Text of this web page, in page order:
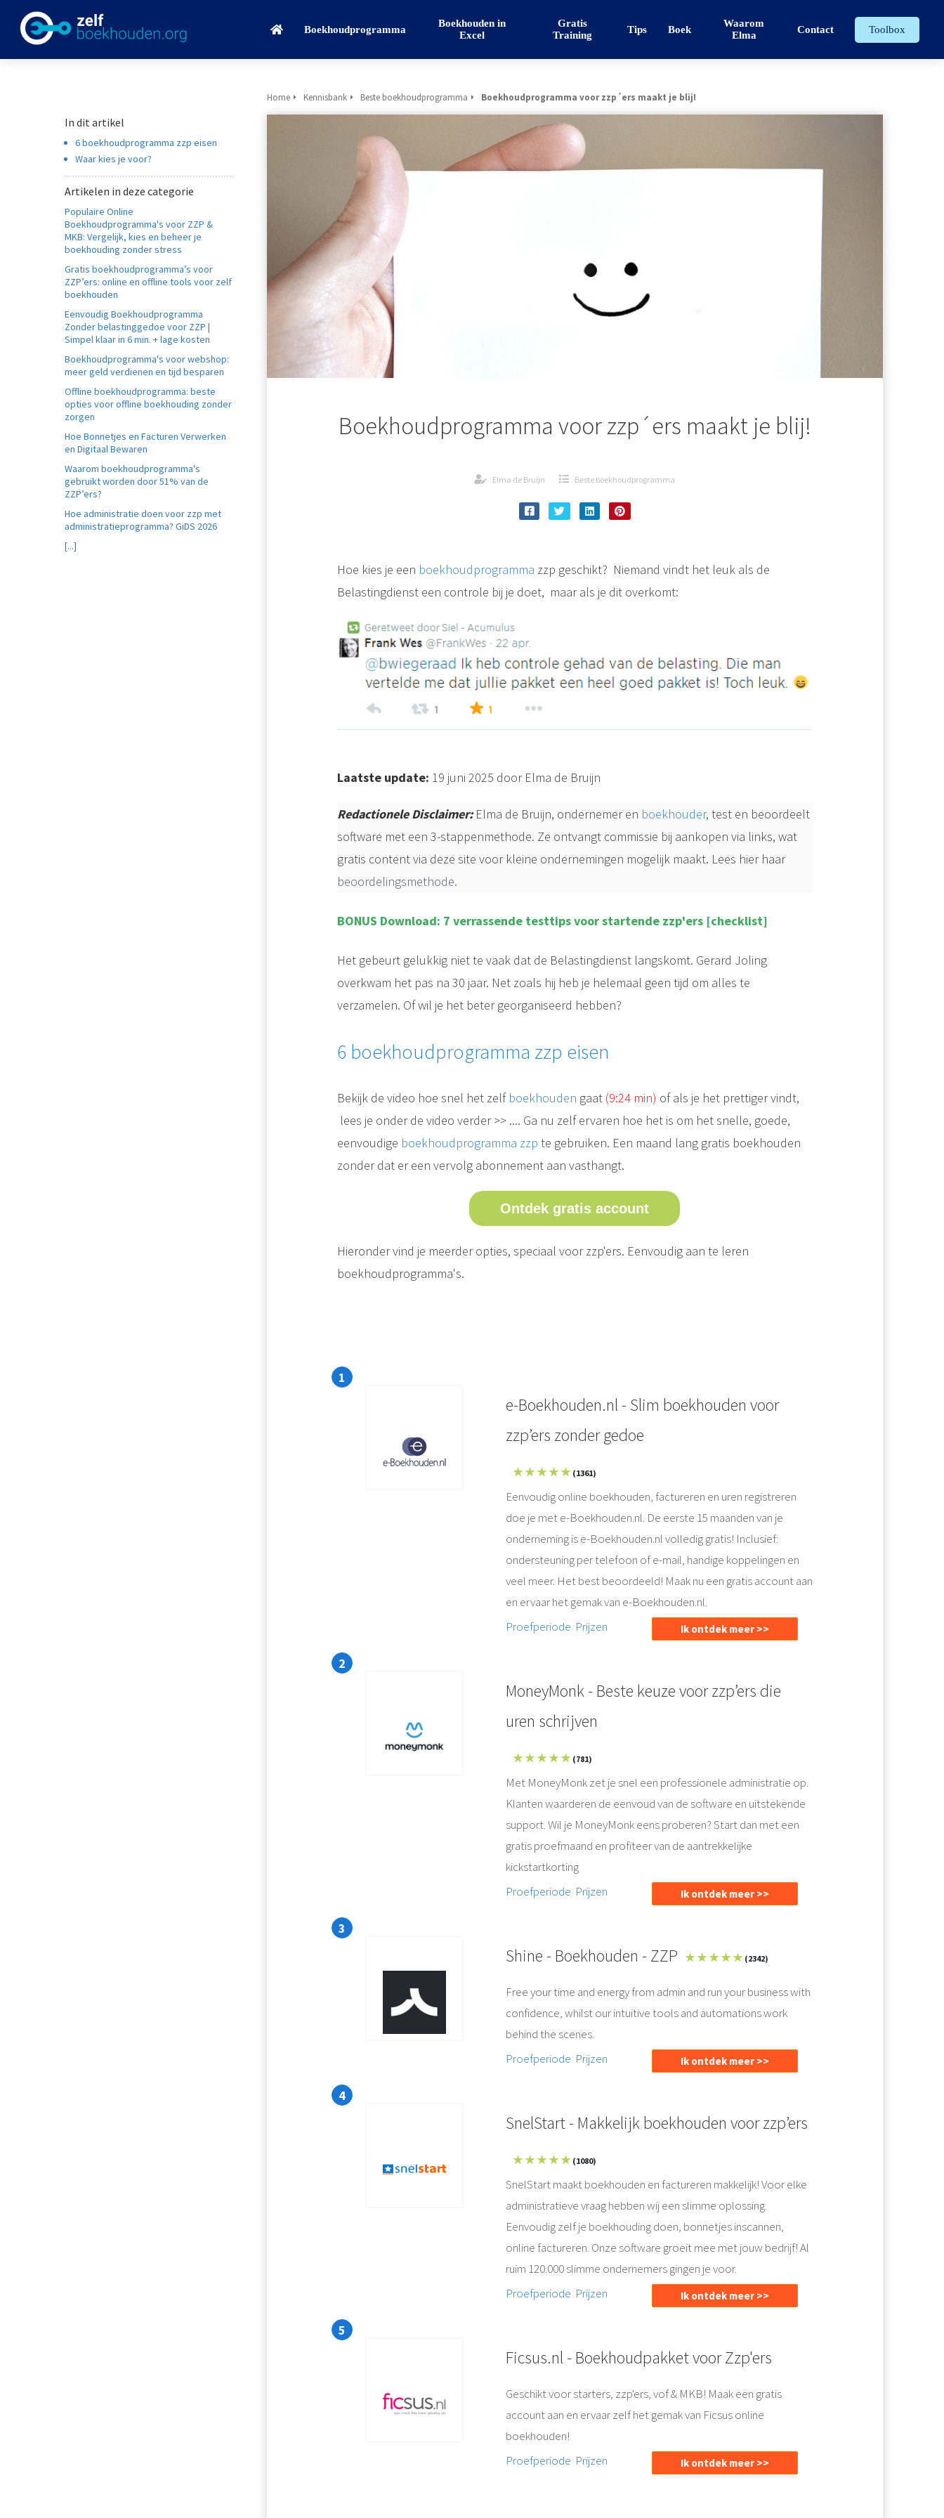
Boekhoudprogramma
Boekhouden in
Excel
Gratis
Training
Tips Boek
Waarom
Elma
Contact Toolbox
In dit artikel
6 boekhoudprogramma zzp eisen
Waar kies je voor?
Artikelen in deze categorie
Populaire Online
Boekhoudprogramma's voor ZZP &
MKB: Vergelijk, kies en beheer je
boekhouding zonder stress
Gratis boekhoudprogramma’s voor
ZZP’ers: online en offline tools voor zelf
boekhouden
Eenvoudig Boekhoudprogramma
Zonder belastinggedoe voor ZZP |
Simpel klaar in 6 min. + lage kosten
Boekhoudprogramma's voor webshop:
meer geld verdienen en tijd besparen
Offline boekhoudprogramma: beste
opties voor offline boekhouding zonder
zorgen
Hoe Bonnetjes en Facturen Verwerken
en Digitaal Bewaren
Waarom boekhoudprogramma's
gebruikt worden door 51% van de
ZZP’ers?
Hoe administratie doen voor zzp met
administratieprogramma? GiDS 2026
[...]
Home Kennisbank Beste boekhoudprogramma Boekhoudprogramma voor zzp´ers maakt je blij!
Boekhoudprogramma voor zzp´ers maakt je blij!
Elma de Bruijn Beste boekhoudprogramma
Hoe kies je een boekhoudprogramma zzp geschikt? Niemand vindt het leuk als de
Belastingdienst een controle bij je doet, maar als je dit overkomt:
Laatste update: 19 juni 2025 door Elma de Bruijn
Redactionele Disclaimer:Elma de Bruijn, ondernemer en boekhouder, test en beoordeelt
software met een 3-stappenmethode. Ze ontvangt commissie bij aankopen via links, wat
gratis content via deze site voor kleine ondernemingen mogelijk maakt. Lees hier haar
beoordelingsmethode.
BONUS Download: 7 verrassende testtips voor startende zzp'ers [checklist]
Het gebeurt gelukkig niet te vaak dat de Belastingdienst langskomt. Gerard Joling
overkwam het pas na 30 jaar. Net zoals hij heb je helemaal geen tijd om alles te
verzamelen. Of wil je het beter georganiseerd hebben?
6 boekhoudprogramma zzp eisen
Bekijk de video hoe snel het zelf boekhouden gaat (9:24 min) of als je het prettiger vindt,
lees je onder de video verder >> .... Ga nu zelf ervaren hoe het is om het snelle, goede,
eenvoudige boekhoudprogramma zzp te gebruiken. Een maand lang gratis boekhouden
zonder dat er een vervolg abonnement aan vasthangt.
Ontdek gratis account
Hieronder vind je meerder opties, speciaal voor zzp'ers. Eenvoudig aan te leren
boekhoudprogramma's.
e-Boekhouden.nl - Slim boekhouden voor
zzp’ers zonder gedoe
★ ★ ★ ★ ★ (1361)
Eenvoudig online boekhouden, factureren en uren registreren
doe je met e-Boekhouden.nl. De eerste 15 maanden van je
onderneming is e-Boekhouden.nl volledig gratis! Inclusief:
ondersteuning per telefoon of e-mail, handige koppelingen en
veel meer. Het best beoordeeld! Maak nu een gratis account aan
en ervaar het gemak van e-Boekhouden.nl.
Proefperiode Prijzen Ik ontdek meer >>
MoneyMonk - Beste keuze voor zzp’ers die
uren schrijven
★ ★ ★ ★ ★ (781)
Met MoneyMonk zet je snel een professionele administratie op.
Klanten waarderen de eenvoud van de software en uitstekende
support. Wil je MoneyMonk eens proberen? Start dan met een
gratis proefmaand en profiteer van de aantrekkelijke
kickstartkorting
Proefperiode Prijzen Ik ontdek meer >>
Shine - Boekhouden - ZZP ★ ★ ★ ★ ★ (2342)
Free your time and energy from admin and run your business with
confidence, whilst our intuitive tools and automations work
behind the scenes.
Proefperiode Prijzen Ik ontdek meer >>
SnelStart - Makkelijk boekhouden voor zzp’ers
★ ★ ★ ★ ★ (1080)
SnelStart maakt boekhouden en factureren makkelijk! Voor elke
administratieve vraag hebben wij een slimme oplossing.
Eenvoudig zelf je boekhouding doen, bonnetjes inscannen,
online factureren. Onze software groeit mee met jouw bedrijf! Al
ruim 120.000 slimme ondernemers gingen je voor.
Proefperiode Prijzen Ik ontdek meer >>
Ficsus.nl - Boekhoudpakket voor Zzp'ers
Geschikt voor starters, zzp'ers, vof & MKB! Maak een gratis
account aan en ervaar zelf het gemak van Ficsus online
boekhouden!
Proefperiode Prijzen Ik ontdek meer >>